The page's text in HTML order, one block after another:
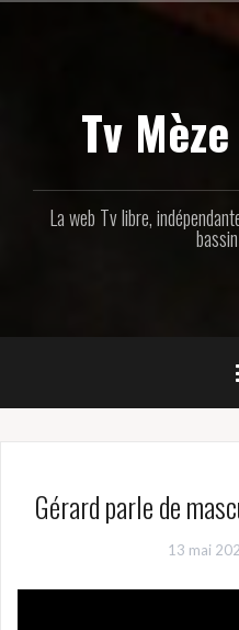
Tv
La web Tv libre,
Gérard parle de
13 mai